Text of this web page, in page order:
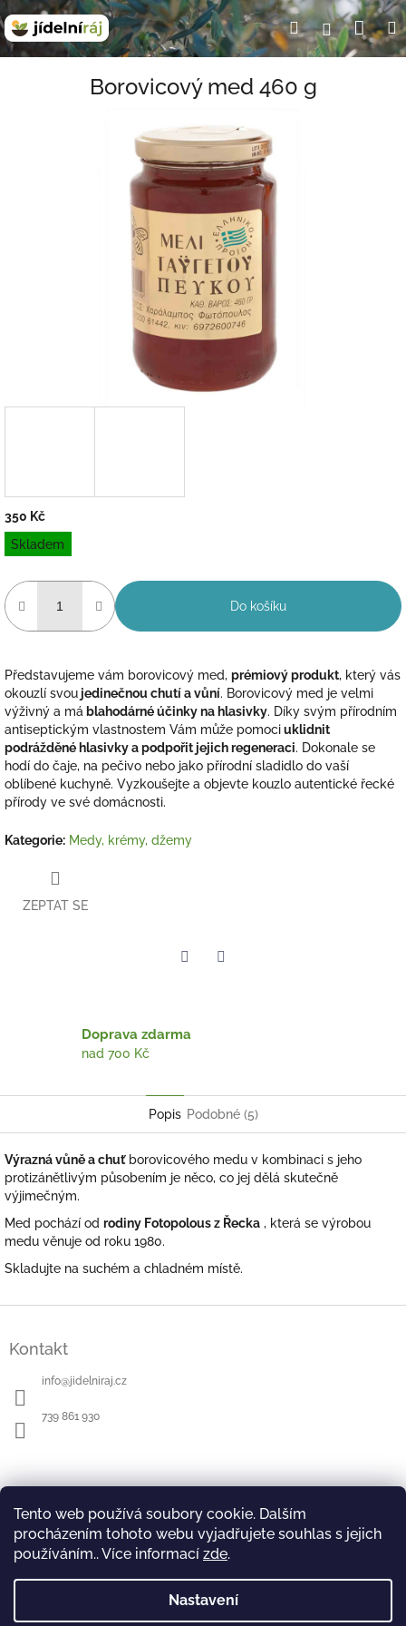
Tento web používá soubory cookie. Dalším
procházením tohoto webu vyjadřujete souhlas s jejich
používáním.. Více informací zde.
Nastavení
na
obsah
HledatPřihlášení
Borovicový med 460 g
350 Kč
Měrná
cena:
Skladem
Do košíku
Představujeme vám borovicový med, prémiový produkt, který vás
okouzlí svou jedinečnou chutí a vůní. Borovicový med je velmi
výživný a má blahodárné účinky na hlasivky. Díky svým přírodním
antiseptickým vlastnostem Vám může pomociuklidnit
podrážděné hlasivky a podpořit jejich regeneraci. Dokonale se
hodí do čaje, na pečivo nebo jako přírodní sladidlo do vaší
oblíbené kuchyně. Vyzkoušejte a objevte kouzlo autentické řecké
přírody ve své domácnosti.
Kategorie: Medy, krémy, džemy
ZEPTAT SE
Doprava zdarma
nad 700 Kč
Popis Podobné (5)
Výrazná vůně a chuťborovicového medu v kombinaci s jeho
protizánětlivým působením je něco, co jej dělá skutečně
výjimečným.
Med pochází od rodiny Fotopolous z Řecka , která se výrobou
medu věnuje od roku 1980.
Skladujte na suchém a chladném místě.
Kontakt
info@jidelniraj.cz
739 861 930
Náš příběh
Doprava, platba a balení zboží